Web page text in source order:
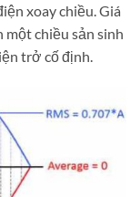
xoay chiều. Giá
chiều sản sinh
trở cố định.